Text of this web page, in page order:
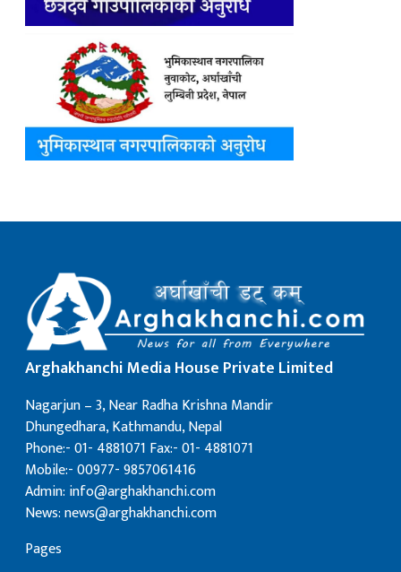
Arghakhanchi Media House Private Limited
Nagarjun – 3, Near Radha Krishna Mandir
Dhungedhara, Kathmandu, Nepal
Phone:- 01- 4881071 Fax:- 01- 4881071
Mobile:- 00977- 9857061416
Admin: info@arghakhanchi.com
News: news@arghakhanchi.com
Pages